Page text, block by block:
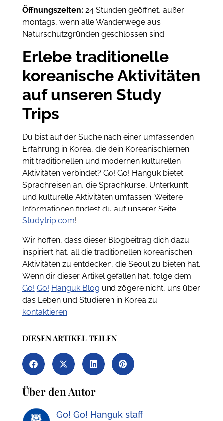
Öffnungszeiten: 24 Stunden geöffnet, außer
montags, wenn alle Wanderwege aus
Naturschutzgründen geschlossen sind.
Erlebe traditionelle
koreanische Aktivitäten
auf unseren Study
Trips
Du bist auf der Suche nach einer umfassenden
Erfahrung in Korea, die dein Koreanischlernen
mit traditionellen und modernen kulturellen
Aktivitäten verbindet? Go! Go! Hanguk bietet
Sprachreisen an, die Sprachkurse, Unterkunft
und kulturelle Aktivitäten umfassen. Weitere
Informationen findest du auf unserer Seite
Studytrip.com!
Wir hoffen, dass dieser Blogbeitrag dich dazu
inspiriert hat, all die traditionellen koreanischen
Aktivitäten zu entdecken, die Seoul zu bieten hat.
Wenn dir dieser Artikel gefallen hat, folge dem
Go! Go! Hanguk Blog und zögere nicht, uns über
das Leben und Studieren in Korea zu
kontaktieren.
DIESEN ARTIKEL TEILEN
Über den Autor
Go! Go! Hanguk staff